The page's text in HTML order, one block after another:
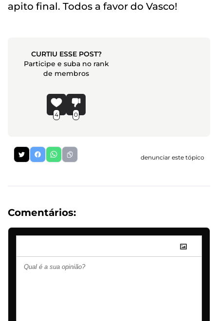
apito final. Todos a favor do Vasco!
CURTIU ESSE POST?
Participe e suba no rank
de membros
4 0
denunciar este tópico
Comentários: